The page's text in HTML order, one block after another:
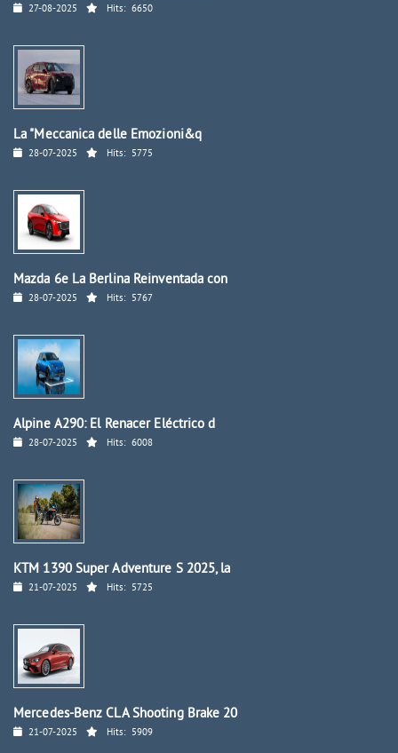
27-08-2025 Hits: 6650
La "Meccanica delle Emozioni&q
28-07-2025 Hits: 5775
Mazda 6e La Berlina Reinventada con
28-07-2025 Hits: 5767
Alpine A290: El Renacer Eléctrico d
28-07-2025 Hits: 6008
KTM 1390 Super Adventure S 2025, la
21-07-2025 Hits: 5725
Mercedes-Benz CLA Shooting Brake 20
21-07-2025 Hits: 5909